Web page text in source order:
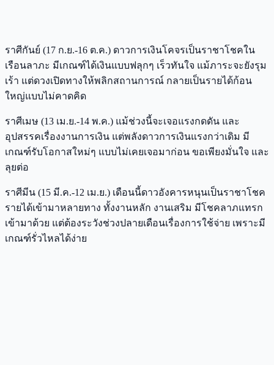
ราศีกันย์ (17 ก.ย.-16 ต.ค.) ดาวการเงินโคจรเป็นราชาโชคใน
เรือนลาภะ มีเกณฑ์ได้เงินแบบฟลุกๆ เร็วทันใจ แม้ภาระจะยังรุม
เร้า แต่ดวงเปิดทางให้พลิกสถานการณ์ กลายเป็นรายได้ก้อน
ใหญ่แบบไม่คาดคิด
ราศีเมษ (13 เม.ย.-14 พ.ค.) แม้ช่วงนี้จะเจอแรงกดดัน และ
อุปสรรคเรื่องงานการเงิน แต่พลังดาวการเงินแรงกว่าเดิม มี
เกณฑ์รับโอกาสใหม่ๆ แบบไม่เคยเจอมาก่อน ขอเพียงมั่นใจ และ
ลุยต่อ
ราศีมีน (15 มี.ค.-12 เม.ย.) เดือนนี้ดาวอังคารหนุนเป็นราชาโชค
รายได้เข้ามาหลายทาง ทั้งงานหลัก งานเสริม มีโชคลาภแทรก
เข้ามาด้วย แต่ต้องระวังช่วงปลายเดือนเรื่องการใช้จ่าย เพราะมี
เกณฑ์รั่วไหลได้ง่าย